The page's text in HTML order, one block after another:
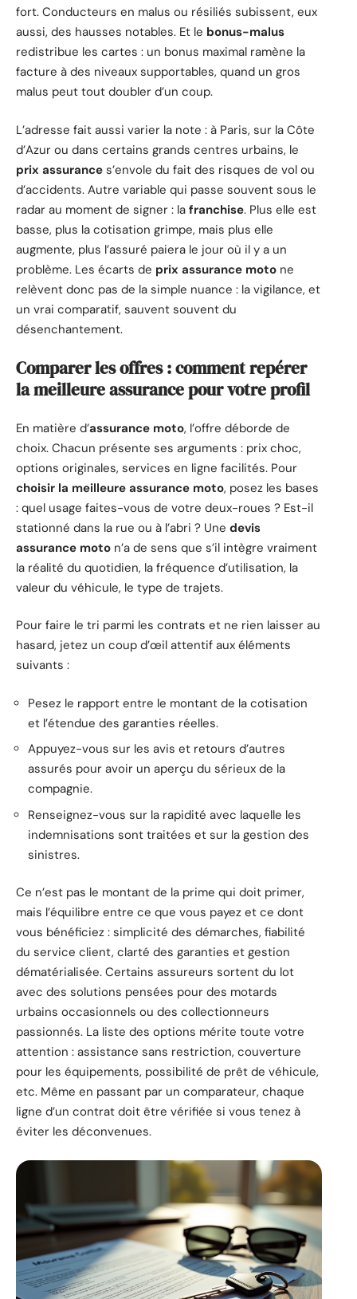
fort. Conducteurs en malus ou résiliés subissent, eux
aussi, des hausses notables. Et le bonus-malus
redistribue les cartes : un bonus maximal ramène la
facture à des niveaux supportables, quand un gros
malus peut tout doubler d’un coup.
L’adresse fait aussi varier la note : à Paris, sur la Côte
d’Azur ou dans certains grands centres urbains, le
prix assurance s’envole du fait des risques de vol ou
d’accidents. Autre variable qui passe souvent sous le
radar au moment de signer : la franchise. Plus elle est
basse, plus la cotisation grimpe, mais plus elle
augmente, plus l’assuré paiera le jour où il y a un
problème. Les écarts de prix assurance moto ne
relèvent donc pas de la simple nuance : la vigilance, et
un vrai comparatif, sauvent souvent du
désenchantement.
Comparer les offres : comment repérer
la meilleure assurance pour votre profil
En matière d’assurance moto, l’offre déborde de
choix. Chacun présente ses arguments : prix choc,
options originales, services en ligne facilités. Pour
choisir la meilleure assurance moto, posez les bases
: quel usage faites-vous de votre deux-roues ? Est-il
stationné dans la rue ou à l’abri ? Une devis
assurance moto n’a de sens que s’il intègre vraiment
la réalité du quotidien, la fréquence d’utilisation, la
valeur du véhicule, le type de trajets.
Pour faire le tri parmi les contrats et ne rien laisser au
hasard, jetez un coup d’œil attentif aux éléments
suivants :
Pesez le rapport entre le montant de la cotisation
et l’étendue des garanties réelles.
Appuyez-vous sur les avis et retours d’autres
assurés pour avoir un aperçu du sérieux de la
compagnie.
Renseignez-vous sur la rapidité avec laquelle les
indemnisations sont traitées et sur la gestion des
sinistres.
Ce n’est pas le montant de la prime qui doit primer,
mais l’équilibre entre ce que vous payez et ce dont
vous bénéficiez : simplicité des démarches, fiabilité
du service client, clarté des garanties et gestion
dématérialisée. Certains assureurs sortent du lot
avec des solutions pensées pour des motards
urbains occasionnels ou des collectionneurs
passionnés. La liste des options mérite toute votre
attention : assistance sans restriction, couverture
pour les équipements, possibilité de prêt de véhicule,
etc. Même en passant par un comparateur, chaque
ligne d’un contrat doit être vérifiée si vous tenez à
éviter les déconvenues.